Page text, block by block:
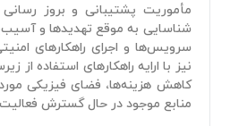
مأموریت پشتیبانی و بروز
شناسایی به موقع تهدیدها و
سرویس‌ها و اجرای راهکارهای
نیز با ارایه راهکارهای استفاده
کاهش هزینه‌ها، فضای فیزیکی مورد
منابع موجود در حال گسترش